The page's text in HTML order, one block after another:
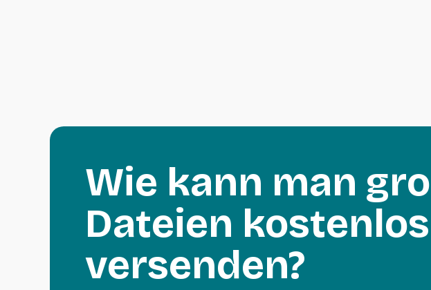
Wie kann man
Dateien kostenlos
versenden?